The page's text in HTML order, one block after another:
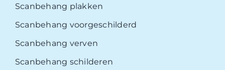
Scanbehang plakken
Scanbehang voorgeschilderd
Scanbehang verven
Scanbehang schilderen